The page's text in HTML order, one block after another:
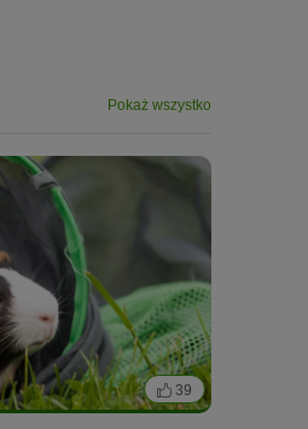
Pokaż wszystko
39